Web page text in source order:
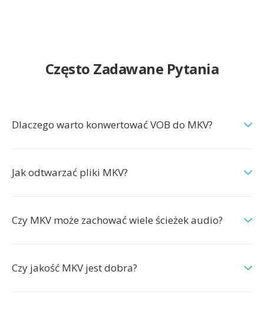
Często Zadawane Pytania
Dlaczego warto konwertować VOB do MKV?
Jak odtwarzać pliki MKV?
Czy MKV może zachować wiele ścieżek audio?
Czy jakość MKV jest dobra?